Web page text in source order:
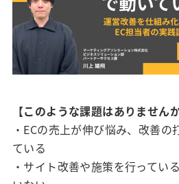
【このような課題はありませんか
・ECの売上が伸び悩み、改善
ている
・サイト改善や施策を行ってい